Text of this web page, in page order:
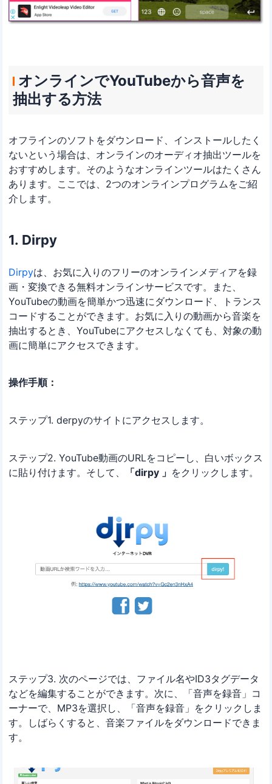
オンラインでYouTubeから音声を
抽出する方法
オフラインのソフトをダウンロード、インストールしたく
ないという場合は、オンラインのオーディオ抽出ツールを
おすすめします。そのようなオンラインツールはたくさん
あります。ここでは、2つのオンラインプログラムをご紹
介します。
1. Dirpy
Dirpyは、お気に入りのフリーのオンラインメディアを録
画・変換できる無料オンラインサービスです。また、
YouTubeの動画を簡単かつ迅速にダウンロード、トランス
コードすることができます。お気に入りの動画から音楽を
抽出するとき、YouTubeにアクセスしなくても、対象の動
画に簡単にアクセスできます。
操作手順：
ステップ1. derpyのサイトにアクセスします。
ステップ2. YouTube動画のURLをコピーし、白いボックス
に貼り付けます。そして、
「dirpy 」 をクリックします。
ステップ3. 次のページでは、ファイル名やID3タグデータ
などを編集することができます。次に、「音声を録音」コ
ーナーで、MP3を選択し、「音声を録音」をクリックしま
す。しばらくすると、音楽ファイルをダウンロードできま
す。